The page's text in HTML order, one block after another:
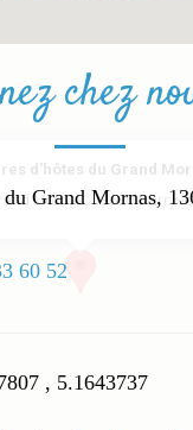
d'hôtes du Grand
Mornas, 13620 Carry-
chez
Grand Mornas,
60 52
, 5.1643737